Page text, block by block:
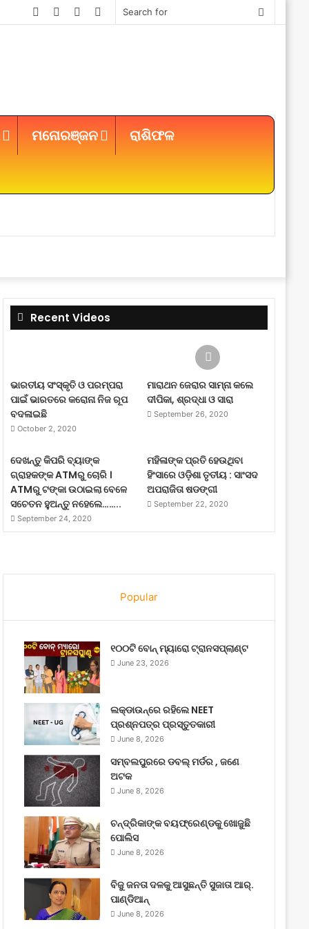
Search
Instagram
YouTube
Twitter
Facebook
ମନୋରଞ୍ଜନ ରାଶିଫଳ
Recent Videos
ଭାରତୀୟ ସଂସ୍କୃତି ଓ ପରମ୍ପରା
ପାଇଁ ଭାରତରେ କରୋନା ନିଜ ରୂପ
ବଦଳାଇଛି
October 2, 2020
ମାରାଥନ ଜେରାର ସାମ୍ନା କଲେ
ଦୀପିକା, ଶ୍ରଦ୍ଧା ଓ ସାରା
September 26, 2020
ଦେଖନ୍ତୁ କିପରି ବ୍ୟାଙ୍କ
ଗ୍ରାହକଙ୍କ ATMରୁ ଚୋରି ।
ATMରୁ ଟଙ୍କା ଉଠାଇଲା ବେଳେ
ସଚେତନ ହୁଅନ୍ତୁ ନହେଲେ……..
September 24, 2020
ମହିଳାଙ୍କ ପ୍ରତି ହେଉଥିବା
ହିଂସାରେ ଓଡ଼ିଶା ତୃତୀୟ : ସାଂସଦ
ଅପରାଜିତା ଷଡଙ୍ଗୀ
September 22, 2020
Popular
୧୦୦ଟି ବୋନ୍ ମ୍ୟାରୋ ଟ୍ରାନସପ୍ଲାଣ୍ଟ
June 23, 2026
ଲକ୍‌ଡାଉନ୍‌ରେ ରହିଲେ NEET
ପ୍ରଶ୍ନପତ୍ର ପ୍ରସ୍ତୁତକାରୀ
June 8, 2026
ସମ୍ବଲପୁରରେ ଡବଲ୍ ମର୍ଡର , ଜଣେ
ଅଟକ
June 8, 2026
ଚନ୍ଦ୍ରିକାଙ୍କ ବୟଫ୍ରେଣ୍ଡକୁ ଖୋଜୁଛି
ପୋଲିସ
June 8, 2026
ବିଜୁ ଜନତା ଦଳକୁ ଆସୁଛନ୍ତି ସୁଜାତା ଆର୍‌.
ପାଣ୍ଡିଆନ୍
June 8, 2026